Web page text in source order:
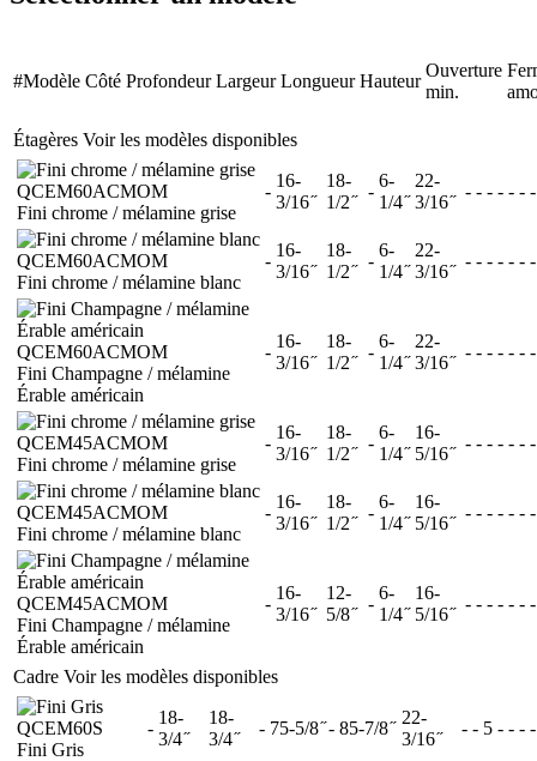
#Modèle Côté Profondeur Largeur Longueur Hauteur
Ouverture
min.
Étagères Voir les modèles disponibles
QCEM60ACMOM
Fini chrome / mélamine grise
-
16-
3/16 ̋
18-
1/2 ̋
-
6-
1/4 ̋
22-
3/16 ̋
- - - - - - -
QCEM60ACMOM
Fini chrome / mélamine blanc
-
16-
3/16 ̋
18-
1/2 ̋
-
6-
1/4 ̋
22-
3/16 ̋
- - - - - - -
QCEM60ACMOM
Fini Champagne / mélamine
Érable américain
-
16-
3/16 ̋
18-
1/2 ̋
-
6-
1/4 ̋
22-
3/16 ̋
- - - - - - -
QCEM45ACMOM
Fini chrome / mélamine grise
-
16-
3/16 ̋
18-
1/2 ̋
-
6-
1/4 ̋
16-
5/16 ̋
- - - - - - -
QCEM45ACMOM
Fini chrome / mélamine blanc
-
16-
3/16 ̋
18-
1/2 ̋
-
6-
1/4 ̋
16-
5/16 ̋
- - - - - - -
QCEM45ACMOM
Fini Champagne / mélamine
Érable américain
-
16-
3/16 ̋
12-
5/8 ̋
-
6-
1/4 ̋
16-
5/16 ̋
- - - - - - -
Cadre Voir les modèles disponibles
QCEM60S
Fini Gris
-
18-
3/4 ̋
18-
3/4 ̋
- 75-5/8 ̋ - 85-7/8 ̋
22-
3/16 ̋
- - 5 - - - -